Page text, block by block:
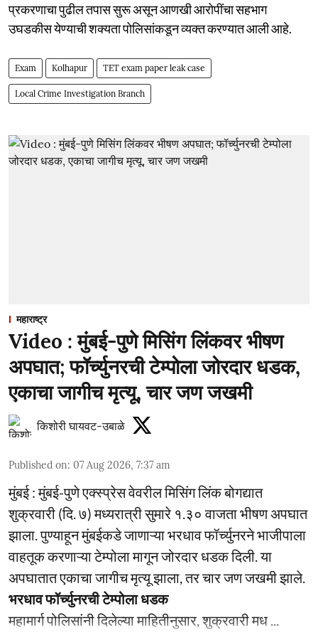
प्रकरणाचा पुढील तपास सुरू असून आणखी आरोपींचा सहभाग
उघडकीस येण्याची शक्यता पोलिसांकडून व्यक्त करण्यात आली आहे.
Exam Kolhapur TET exam paper leak case
Local Crime Investigation Branch
महाराष्ट्र
Video : मुंबई-पुणे मिसिंग लिंकवर भीषण
अपघात; फॉर्च्युनरची टेम्पोला जोरदार धडक,
एकाचा जागीच मृत्यू, चार जण जखमी
किशोरी घायवट-उबाळे
Published on: 07 Aug 2026, 7:37 am
मुंबई : मुंबई-पुणे एक्स्प्रेस वेवरील मिसिंग लिंक बोगद्यात
शुक्रवारी (दि. ७) मध्यरात्री सुमारे १.३० वाजता भीषण अपघात
झाला. पुण्याहून मुंबईकडे जाणाऱ्या भरधाव फॉर्च्युनरने भाजीपाला
वाहतूक करणाऱ्या टेम्पोला मागून जोरदार धडक दिली. या
अपघातात एकाचा जागीच मृत्यू झाला, तर चार जण जखमी झाले.
भरधाव फॉर्च्युनरची टेम्पोला धडक
महामार्ग पोलिसांनी दिलेल्या माहितीनुसार, शुक्रवारी मध ...